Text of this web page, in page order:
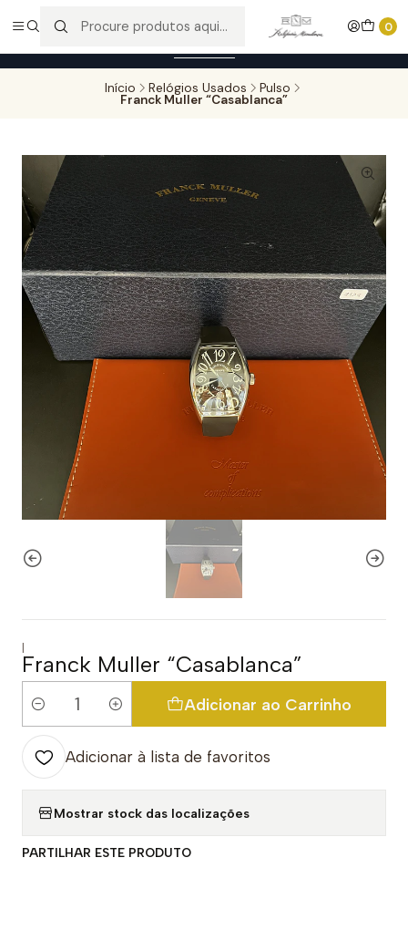
0
Entregas gratuitas para compras superiores a 100,00€ - Todas as
encomendas serão sujeitas a confirmação de stock.
Início Relógios Usados Pulso
Franck Muller “Casablanca”
|
Franck Muller “Casablanca”
Quantidade
Adicionar ao Carrinho
Adicionar à lista de favoritos
Mostrar stock das localizações
PARTILHAR ESTE PRODUTO